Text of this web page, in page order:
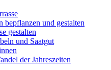
bepflanzen und gestalten
gestalten
und Saatgut
der Jahreszeiten